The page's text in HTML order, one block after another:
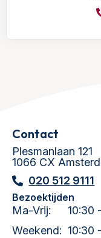
Contact
Plesmanlaan 121
1066 CX
020 512 9111
Bezoektijden
Ma-Vrij:
10:30
Weekend: 10:30